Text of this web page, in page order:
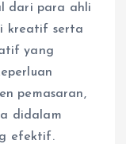
dari para ahli
kreatif serta
yang
pemasaran,
didalam
efektif.